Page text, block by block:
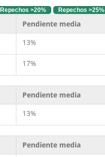
Repechos >20% Repechos >25%
Pendiente media
13%
17%
Pendiente media
13%
Pendiente media